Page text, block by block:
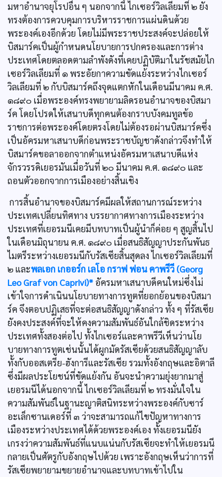
มหาอำนาจยุโรปอื่น ๆ นอกจากนี้ ไกเซอร์วิลเลียมที่ ๒ ยัง
ทรงต้องการควบคุมการบริหารราชการแผ่นดินด้วย
พระองค์เองอีกด้วย โดยไม่มีพระราชประสงค์จะปล่อยให้
บิสมาร์คเป็นผู้กำหนดนโยบายการปกครองและการต่าง
ประเทศโดยตลอดตามลำพังดังที่เคยปฏิบัติมาในรัชสมัยไก
เซอร์วิลเลียมที่ ๑ พระอัยกาความขัดแย้งระหว่างไกเซอร์
วิลเลียมที่ ๒ กับบิสมาร์คถึงจุดแตกหักในเดือนมีนาคม ค.ศ.
๑๘๙๐ เมื่อพระองค์ทรงพยายามลิดรอนอำนาจของบิสมา
ร์ค โดยโปรดให้เสนาบดีทุกคนต้องกราบบังคมทูลข้อ
ราชการต่อพระองค์โดยตรงโดยไม่ต้องรอผ่านบิสมาร์คซึ่ง
เป็นอัครมหาเสนาบดีก่อนพระราชบัญชาดังกล่าวจึงทำให้
บิสมาร์คขอลาออกจากตำแหน่งอัครมหาเสนาบดีแห่ง
จักรวรรดิเยอรมันเมื่อวันที่ ๒๐ มีนาคม ค.ศ. ๑๘๙๐ และ
ถอนตัวออกจากการเมืองอย่างสิ้นเชิง
การสิ้นอำนาจของบิสมาร์คมีผลให้สถานการณ์ระหว่าง
ประเทศเปลี่ยนทิศทาง บรรยากาศทางการเมืองระหว่าง
ประเทศที่เยอรมนีเคยมีบทบาทเป็นผู้นำก็ค่อย ๆ สูญสิ้นไป
ในเดือนมิถุนายน ค.ศ. ๑๘๙๐ เมื่อสนธิสัญญาประกันพันธ
ไมตรีระหว่างเยอรมนีกับรัสเซียสิ้นสุดลง ไกเซอร์วิลเลียมที่
๒ และพลเอก เกออร์ก เลโอ กราฟ ฟอน คาพรีวี (Georg
Leo Graf von Caprivi)* อัครมหาเสนาบดีคนใหม่ซึ่งไม่
เข้าใจการดำเนินนโยบายทางการทูตที่ยอกย้อนของบิสมา
ร์ค จึงตอบปฏิเสธที่จะต่อสนธิสัญญาดังกล่าว ทั้ง ๆ ที่รัสเซีย
ยังคงประสงค์ที่จะให้คงความสัมพันธ์อันใกล้ชิดระหว่าง
ประเทศทั้งสองต่อไป ทั้งไกเซอร์และคาพรีวีเห็นว่านโย
บายทางการทูตเช่นนั้นได้ผูกมัดรัสเซียด้วยสนธิสัญญาลับ
ทั้งกับออสเตรีย-ฮังการีและรัสเซีย รวมทั้งอังกฤษและอิตาลี
ซึ่งมีผลประโยชน์ที่ขัดแย้งกัน อันจะนำความยุ่งยากมาสู่
เยอรมนีได้นอกจากนี้ ไกเซอร์วิลเลียมที่ ๒ ทรงมั่นใจใน
ความสัมพันธ์ในฐานะญาติสนิทระหว่างพระองค์กับซาร์
อะเล็กซานเดอร์ที่ ๓ ว่าจะสามารถแก้ไขปัญหาทางการ
เมืองระหว่างประเทศได้ด้วยพระองค์เอง ทั้งเยอรมนียัง
เกรงว่าความสัมพันธ์ที่แนบแน่นกับรัสเซียจะทำให้เยอรมนี
กลายเป็นศัตรูกับอังกฤษไปด้วย เพราะอังกฤษเห็นว่าการที่
รัสเซียพยายามขยายอำนาจและบทบาทเข้าไปใน